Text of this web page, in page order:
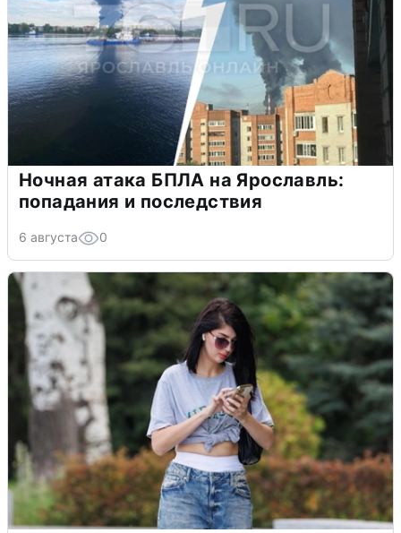
Ночная атака БПЛА на Ярославль:
попадания и последствия
6 августа 0